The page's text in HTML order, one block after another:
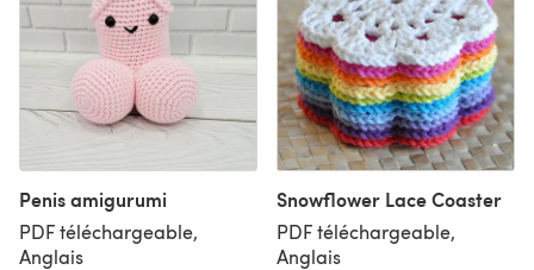
Penis amigurumi
PDF téléchargeable,
Anglais
Snowflower Lace Coaster
PDF téléchargeable,
Anglais